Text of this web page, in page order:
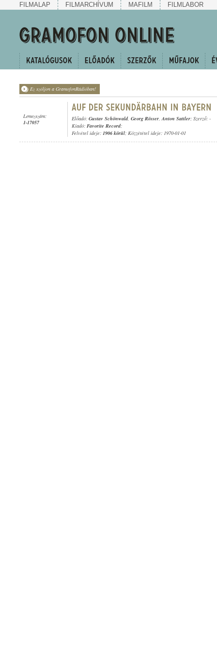
FILMALAP FILMARCHÍVUM MAFILM FILMLABOR
Ez szóljon a GramofonRádióban!
Lemezszám:
1-17057
Előadó: Gustav Schönwald, Georg Rösser,Anton Sattler; Szerző: -
Kiadó: Favorite Record;
Felvétel ideje: 1906 körül; Közzététel ideje: 1970-01-01